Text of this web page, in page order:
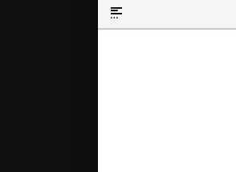
Полужирный
Вставка спойлера